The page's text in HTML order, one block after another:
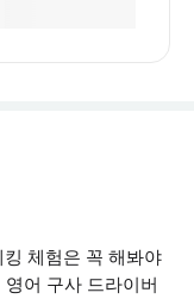
체험은 꼭 해봐야
어 구사 드라이버